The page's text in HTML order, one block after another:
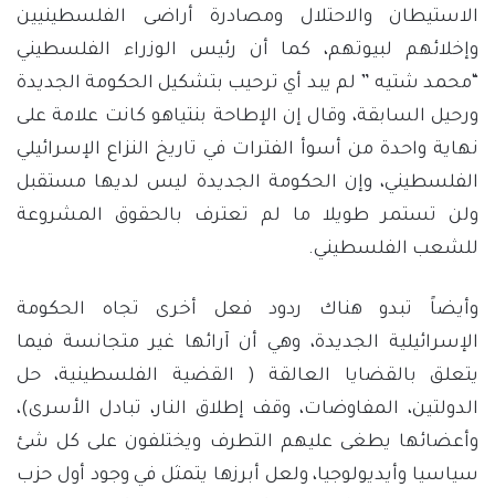
الاستيطان والاحتلال ومصادرة أراضى الفلسطينيين
وإخلائهم لبيوتهم، كما أن رئيس الوزراء الفلسطيني
“محمد شتيه ” لم يبد أي ترحيب بتشكيل الحكومة الجديدة
ورحيل السابقة، وقال إن الإطاحة بنتياهو كانت علامة على
نهاية واحدة من أسوأ الفترات في تاريخ النزاع الإسرائيلي
الفلسطيني، وإن الحكومة الجديدة ليس لديها مستقبل
ولن تستمر طويلا ما لم تعترف بالحقوق المشروعة
للشعب الفلسطيني.
وأيضاً تبدو هناك ردود فعل أخرى تجاه الحكومة
الإسرائيلية الجديدة، وهي أن آرائها غير متجانسة فيما
يتعلق بالقضايا العالقة ( القضية الفلسطينية، حل
الدولتين، المفاوضات، وقف إطلاق النار، تبادل الأسرى)،
وأعضائها يطغى عليهم التطرف ويختلفون على كل شئ
سياسيا وأيديولوجيا، ولعل أبرزها يتمثل في وجود أول حزب